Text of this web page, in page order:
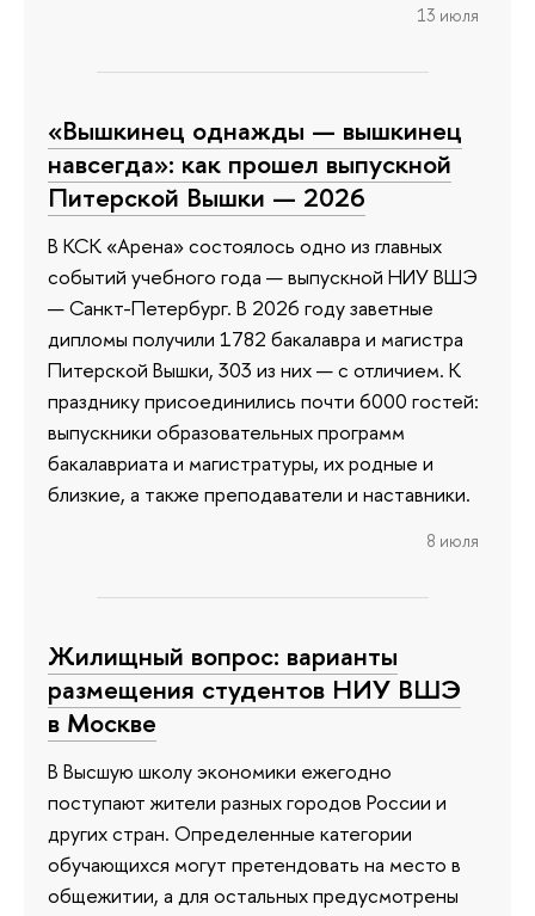
13 июля
«Вышкинец однажды — вышкинец
навсегда»: как прошел выпускной
Питерской Вышки — 2026
В КСК «Арена» состоялось одно из главных
событий учебного года — выпускной НИУ ВШЭ
— Санкт-Петербург. В 2026 году заветные
дипломы получили 1782 бакалавра и магистра
Питерской Вышки, 303 из них — с отличием. К
празднику присоединились почти 6000 гостей:
выпускники образовательных программ
бакалавриата и магистратуры, их родные и
близкие, а также преподаватели и наставники.
8 июля
Жилищный вопрос: варианты
размещения студентов НИУ ВШЭ
в Москве
В Высшую школу экономики ежегодно
поступают жители разных городов России и
других стран. Определенные категории
обучающихся могут претендовать на место в
общежитии, а для остальных предусмотрены